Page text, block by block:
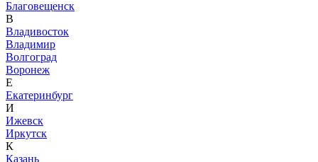
Благовещенск
В
Владивосток
Владимир
Волгоград
Воронеж
Е
Екатеринбург
И
Ижевск
Иркутск
К
Казань